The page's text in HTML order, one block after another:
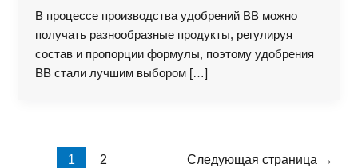
В процессе производства удобрений BB можно
получать разнообразные продукты, регулируя
состав и пропорции формулы, поэтому удобрения
BB стали лучшим выбором […]
1 2 Следующая страница →